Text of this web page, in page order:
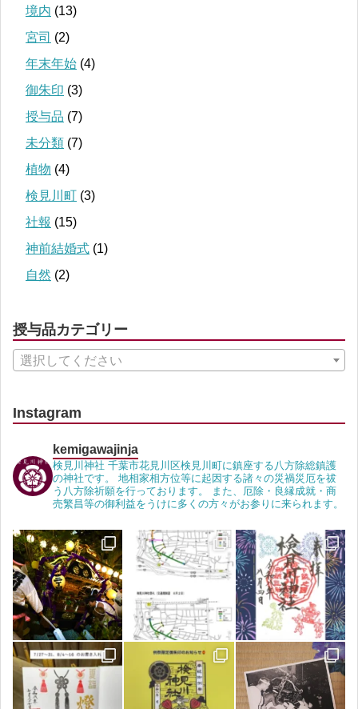
境内 (13)
宮司 (2)
年末年始 (4)
御朱印 (3)
授与品 (7)
未分類 (7)
植物 (4)
検見川町 (3)
社報 (15)
神前結婚式 (1)
自然 (2)
授与品カテゴリー
選択してください
Instagram
kemigawajinja
検見川神社 千葉市花見川区検見川町に鎮座する八方除総鎮護
の神社です。 地相家相方位等に起因する諸々の災禍災厄を祓
う八方除祈願を行っております。 また、厄除・良縁成就・商
売繁昌等の御利益をうけに多くの方々がお参りに来られます。